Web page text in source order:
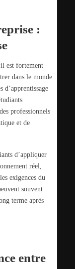
:
est fortement
dans le monde
d’apprentissage
professionnels
et de
d’appliquer
réel,
exigences du
souvent
terme après
entre